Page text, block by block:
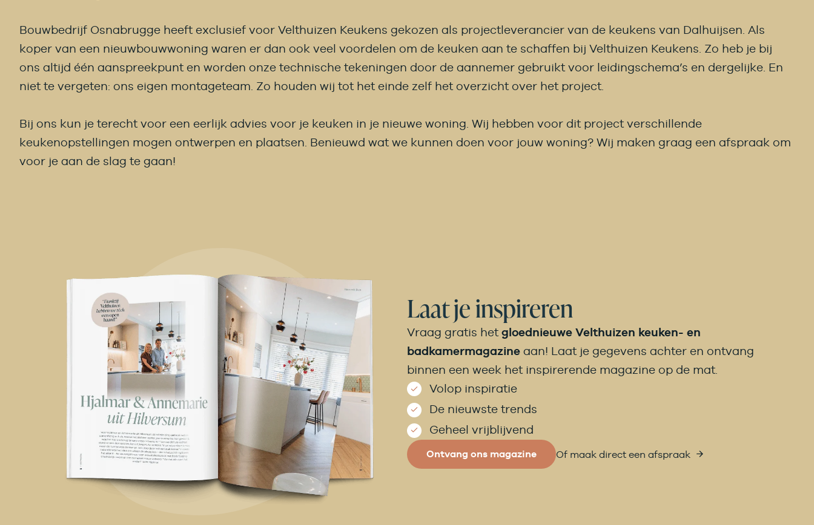
Bouwbedrijf Osnabrugge heeft exclusief voor Velthuizen Keukens gekozen als projectleverancier van de keukens van Dalhuijsen. Als
koper van een nieuwbouwwoning waren er dan ook veel voordelen om de keuken aan te schaffen bij Velthuizen Keukens. Zo heb je bij
ons altijd één aanspreekpunt en worden onze technische tekeningen door de aannemer gebruikt voor leidingschema’s en dergelijke. En
niet te vergeten: ons eigen montageteam. Zo houden wij tot het einde zelf het overzicht over het project.
Bij ons kun je terecht voor een eerlijk advies voor je keuken in je nieuwe woning. Wij hebben voor dit project verschillende
keukenopstellingen mogen ontwerpen en plaatsen. Benieuwd wat we kunnen doen voor jouw woning? Wij maken graag een afspraak om
voor je aan de slag te gaan!
Laat je inspireren
Vraag gratis het gloednieuwe Velthuizen keuken- en
badkamermagazine aan! Laat je gegevens achter en ontvang
binnen een week het inspirerende magazine op de mat.
Volop inspiratie
De nieuwste trends
Geheel vrijblijvend
Ontvang ons magazine Of maak direct een afspraak